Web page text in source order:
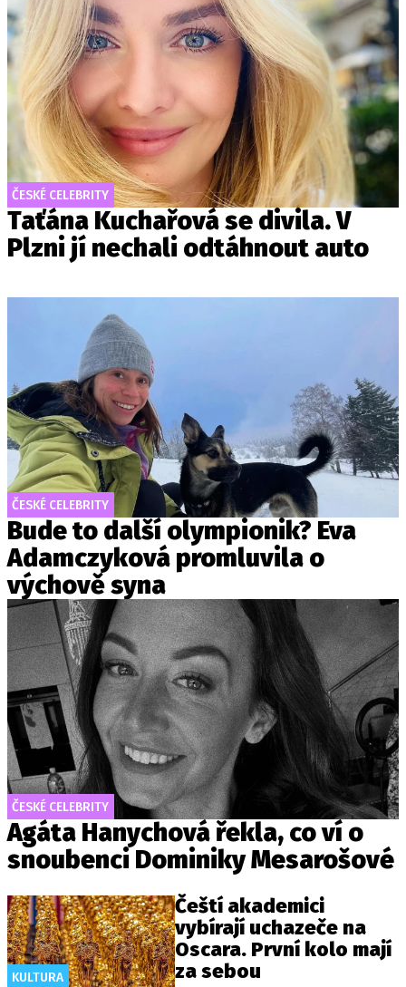
ČESKÉ CELEBRITY
Taťána Kuchařová se divila. V
Plzni jí nechali odtáhnout auto
ČESKÉ CELEBRITY
Bude to další olympionik? Eva
Adamczyková promluvila o
výchově syna
ČESKÉ CELEBRITY
Agáta Hanychová řekla, co ví o
snoubenci Dominiky Mesarošové
KULTURA
Čeští akademici
vybírají uchazeče na
Oscara. První kolo mají
za sebou